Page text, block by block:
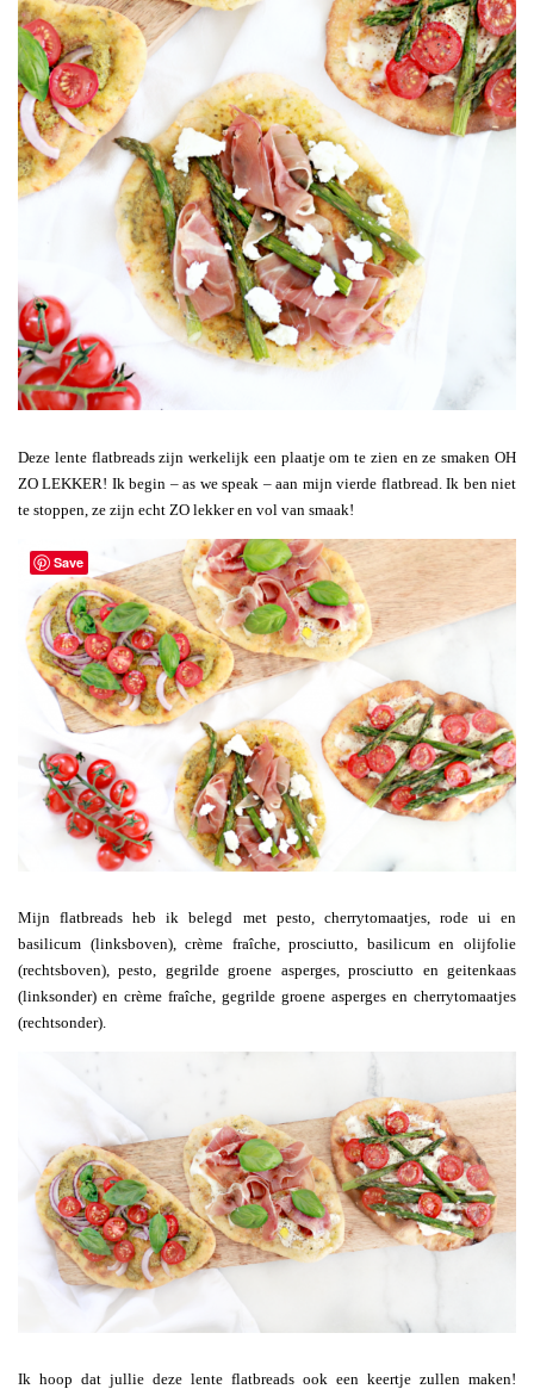
Deze lente flatbreads zijn werkelijk een plaatje om te zien en ze smaken OH
ZO LEKKER! Ik begin – as we speak – aan mijn vierde flatbread. Ik ben niet
te stoppen, ze zijn echt ZO lekker en vol van smaak!
Mijn flatbreads heb ik belegd met pesto, cherrytomaatjes, rode ui en
basilicum (linksboven), crème fraîche, prosciutto, basilicum en olijfolie
(rechtsboven), pesto, gegrilde groene asperges, prosciutto en geitenkaas
(linksonder) en crème fraîche, gegrilde groene asperges en cherrytomaatjes
(rechtsonder).
Ik hoop dat jullie deze lente flatbreads ook een keertje zullen maken!
Save